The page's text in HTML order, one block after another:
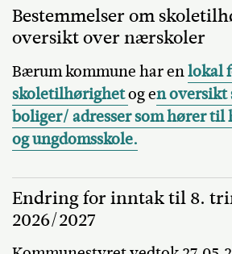
Bestemmelser om
oversikt over nærskoler
Bærum kommune har enlokal
skoletilhørighetog en oversikt
boliger/ adresser som hører
og ungdomsskole.
Endring for inntak til 8.
2026/2027